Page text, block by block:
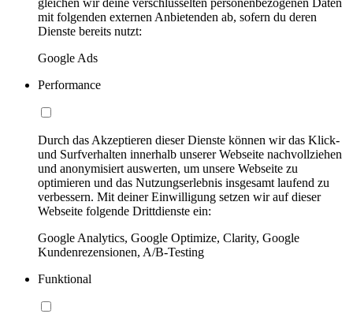
gleichen wir deine verschlüsselten personenbezogenen Daten
mit folgenden externen Anbietenden ab, sofern du deren
Dienste bereits nutzt:
Google Ads
Performance
Durch das Akzeptieren dieser Dienste können wir das Klick-
und Surfverhalten innerhalb unserer Webseite nachvollziehen
und anonymisiert auswerten, um unsere Webseite zu
optimieren und das Nutzungserlebnis insgesamt laufend zu
verbessern. Mit deiner Einwilligung setzen wir auf dieser
Webseite folgende Drittdienste ein:
Google Analytics, Google Optimize, Clarity, Google
Kundenrezensionen, A/B-Testing
Funktional